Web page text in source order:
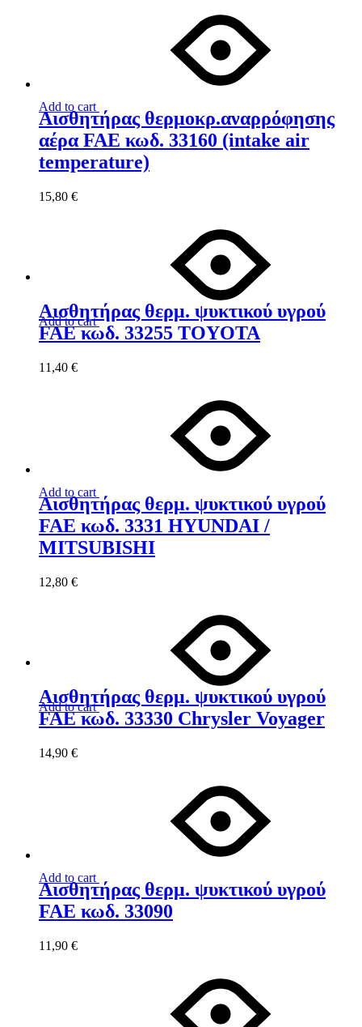
Add to cart
Αισθητήρας θερμoκρ.αναρρόφησης
αέρα FAE κωδ. 33160 (intake air
temperature)
15,80 €
Add to cart
Αισθητήρας θερμ. ψυκτικού υγρού
FAE κωδ. 33255 TOYOTA
11,40 €
Add to cart
Αισθητήρας θερμ. ψυκτικού υγρού
FAE κωδ. 3331 HYUNDAI /
MITSUBISHI
12,80 €
Add to cart
Αισθητήρας θερμ. ψυκτικού υγρού
FAE κωδ. 33330 Chrysler Voyager
14,90 €
Add to cart
Αισθητήρας θερμ. ψυκτικού υγρού
FAE κωδ. 33090
11,90 €